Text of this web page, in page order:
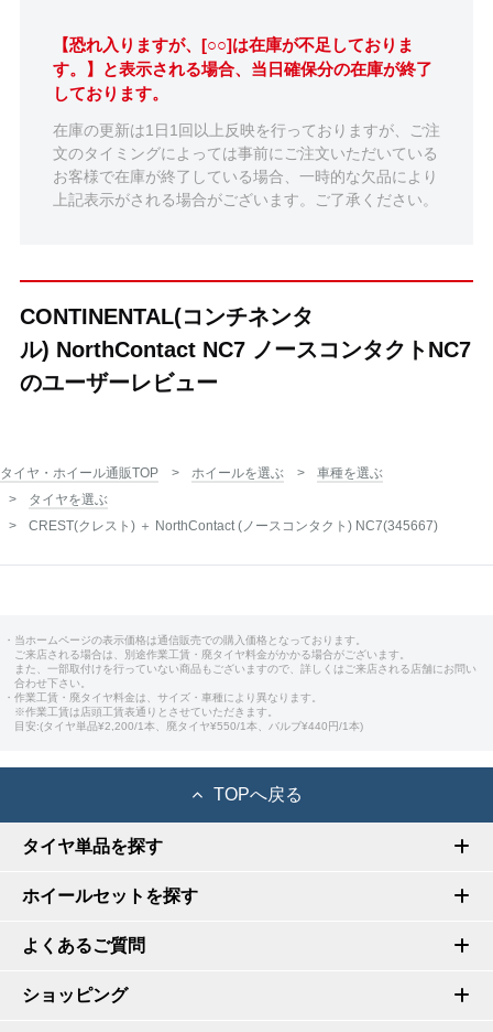
【恐れ入りますが、[○○]は在庫が不足しておりま
す。】と表示される場合、当日確保分の在庫が終了
しております。
在庫の更新は1日1回以上反映を行っておりますが、ご注
文のタイミングによっては事前にご注文いただいている
お客様で在庫が終了している場合、一時的な欠品により
上記表示がされる場合がございます。ご了承ください。
CONTINENTAL(コンチネンタ
ル) NorthContact NC7 ノースコンタクトNC7
のユーザーレビュー
タイヤ・ホイール通販TOP ホイールを選ぶ
車種を選ぶ
タイヤを選ぶ
CREST(クレスト) ＋ NorthContact (ノースコンタクト) NC7(345667)
・当ホームページの表示価格は通信販売での購入価格となっております。
ご来店される場合は、別途作業工賃・廃タイヤ料金がかかる場合がございます。
また、一部取付けを行っていない商品もございますので、詳しくはご来店される店舗にお問い
合わせ下さい。
・作業工賃・廃タイヤ料金は、サイズ・車種により異なります。
※作業工賃は店頭工賃表通りとさせていただきます。
目安:(タイヤ単品¥2,200/1本、廃タイヤ¥550/1本、バルブ¥440円/1本)
TOPへ戻る
タイヤ単品を探す
ホイールセットを探す
よくあるご質問
ショッピング